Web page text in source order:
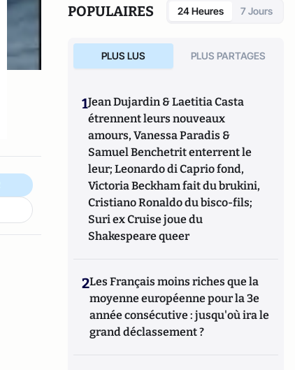
POPULAIRES 24 Heures 7 Jours
PLUS LUS PLUS PARTAGES
1Jean Dujardin & Laetitia Casta
étrennent leurs nouveaux
amours, Vanessa Paradis &
Samuel Benchetrit enterrent le
leur; Leonardo di Caprio fond,
Victoria Beckham fait du brukini,
Cristiano Ronaldo du bisco-fils;
Suri ex Cruise joue du
Shakespeare queer
2Les Français moins riches que la
moyenne européenne pour la 3e
année consécutive : jusqu'où ira le
grand déclassement ?